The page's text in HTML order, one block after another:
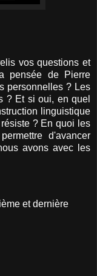
vos questions et
pensée de Pierre
personnelles ? Les
? Et si oui, en quel
linguistique
? En quoi les
d'avancer
avons avec les
et dernière